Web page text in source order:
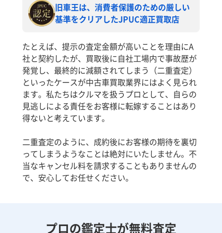
旧車王は、消費者保護のための厳しい
基準をクリアしたJPUC適正買取店
たとえば、提示の査定金額が高いことを理由にA
社と契約したが、買取後に自社工場内で事故歴が
発覚し、最終的に減額されてしまう（二重査定）
といったケースが中古車買取業界にはよく見られ
ます。私たちはクルマを扱うプロとして、自らの
見逃しによる責任をお客様に転嫁することはあり
得ないと考えています。
二重査定のように、成約後にお客様の期待を裏切
ってしまうようなことは絶対にいたしません。不
当なキャンセル料を請求することもありませんの
で、安心してお任せください。
プロの鑑定士が無料査定